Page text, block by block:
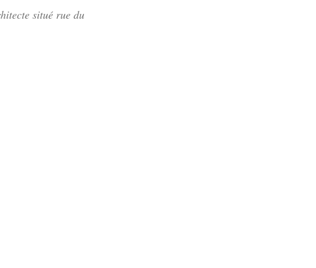
situé rue du